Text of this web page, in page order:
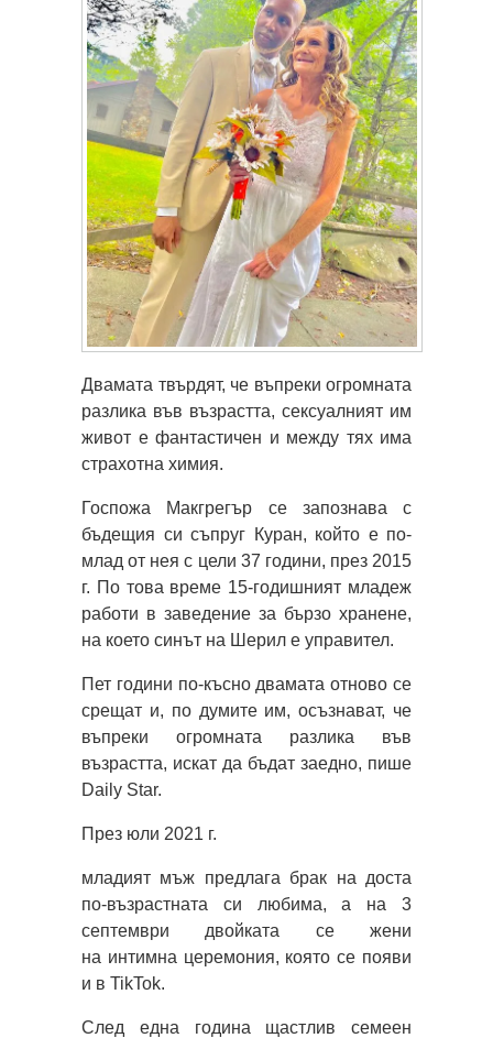
Двамата твърдят, че въпреки огромната
разлика във възрастта, сексуалният им
живот е фантастичен и между тях има
страхотна химия.
Госпожа Макгрегър се запознава с
бъдещия си съпруг Куран, който е по-
млад от нея с цели 37 години, през 2015
г. По това време 15-годишният младеж
работи в заведение за бързо хранене,
на което синът на Шерил е управител.
Пет години по-късно двамата отново се
срещат и, по думите им, осъзнават, че
въпреки огромната разлика във
възрастта, искат да бъдат заедно, пише
Daily Star.
През юли 2021 г.
младият мъж предлага брак на доста
по-възрастната си любима, а на 3
септември двойката се жени
на интимна церемония, която се появи
и в TikTok.
След една година щастлив семеен